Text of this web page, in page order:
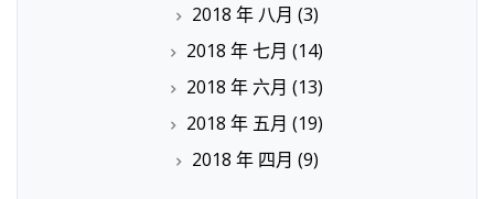
2018 年 八月 (3)
2018 年 七月 (14)
2018 年 六月 (13)
2018 年 五月 (19)
2018 年 四月 (9)